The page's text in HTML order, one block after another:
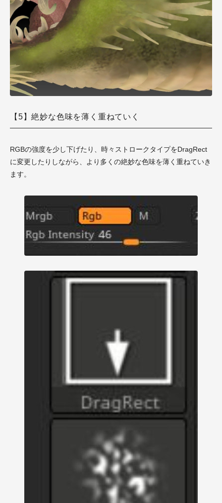
【5】絶妙な色味を薄く重ねていく
RGBの強度を少し下げたり、時々ストロークタイプをDragRect
に変更したりしながら、より多くの絶妙な色味を薄く重ねていき
ます。